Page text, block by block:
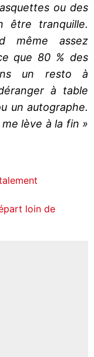
ou des
être tranquille.
même assez
que 80 % des
un resto à
à table
un autographe.
lève à la fin »
loin de